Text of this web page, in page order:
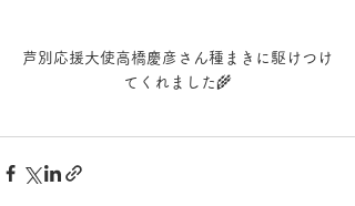
芦別応援大使高橋慶彦さん種まきに駆けつけ
てくれました🌾